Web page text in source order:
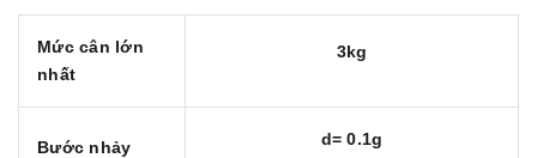
Mức cân lớn
nhất
3kg
Bước nhảy d= 0.1g